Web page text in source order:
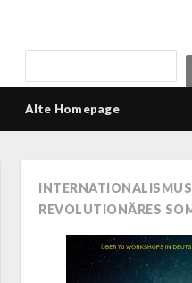
Alte Homepage
REVOLUTIONÄRES